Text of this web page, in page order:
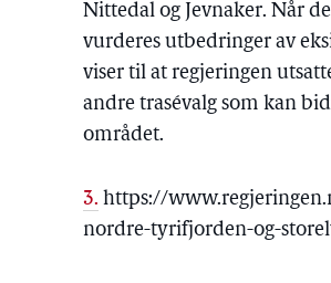
Nittedal og Jevnaker. Når
vurderes utbedringer av
viser til at regjeringen
andre trasévalg som kan
området.
3. https://
nordre-tyrifjorden-og-